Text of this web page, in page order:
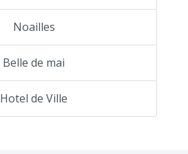
Noailles
Belle de mai
Hotel de Ville